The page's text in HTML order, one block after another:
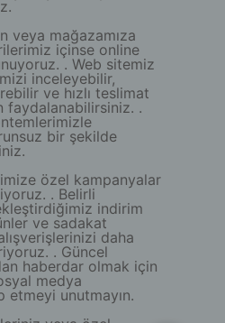
veya mağazamıza
içinse online
. Web sitemiz
inceleyebilir,
ve hızlı teslimat
faydalanabilirsiniz. .
bir şekilde
özel kampanyalar
. Belirli
indirim
ve sadakat
daha
. Güncel
haberdar olmak için
medya
etmeyi unutmayın.